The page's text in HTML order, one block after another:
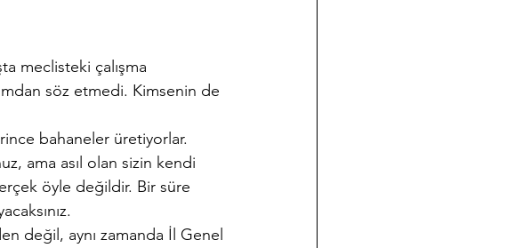
meclisteki çalışma
söz etmedi. Kimsenin de
bahaneler üretiyorlar.
ama asıl olan sizin kendi
öyle değildir. Bir süre
değil, aynı zamanda İl Genel